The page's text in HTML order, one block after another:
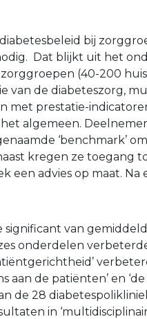
bij
Dat blijkt uit het
(40-200
van de diabeteszorg,
met prestatie-
algemeen.
‘benchmark’
kregen ze toegang
een advies op maat. Na
van gemiddeld
onderdelen
aan de patiënten’ en
de 28
in